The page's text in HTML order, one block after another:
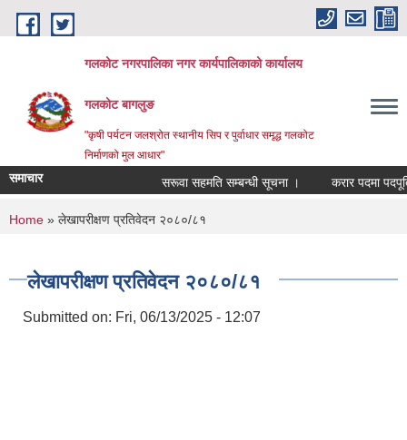
Skip to main content
गलकोट नगरपालिका नगर कार्यपालिकाको कार्यालय
गलकोट बागलुङ
"कृषी पर्यटन जलश्रोत स्थानीय सिप र पुर्वाधार समृद्ध गलकोट
निर्माणको मुल आधार"
समाचार सरूवा सहमति सम्बन्धी सूचना । करार पदमा
You are here
Home » लेखापरीक्षण प्रतिवेदन २०८०/८१
लेखापरीक्षण प्रतिवेदन २०८०/८१
Submitted on: Fri, 06/13/2025 - 12:07